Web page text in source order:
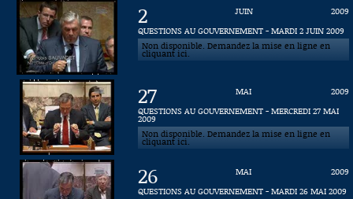
2 JUIN
2009
QUESTIONS AU GOUVERNEMENT - MARDI 2 JUIN 2009
Non disponible. Demandez la mise en ligne en
cliquant ici.
27 MAI
2009
QUESTIONS AU GOUVERNEMENT - MERCREDI 27 MAI
2009
Non disponible. Demandez la mise en ligne en
cliquant ici.
26 MAI
2009
QUESTIONS AU GOUVERNEMENT - MARDI 26 MAI 2009